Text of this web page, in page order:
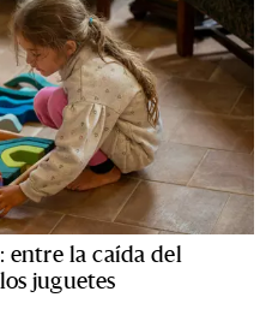
entre la caída del
juguetes